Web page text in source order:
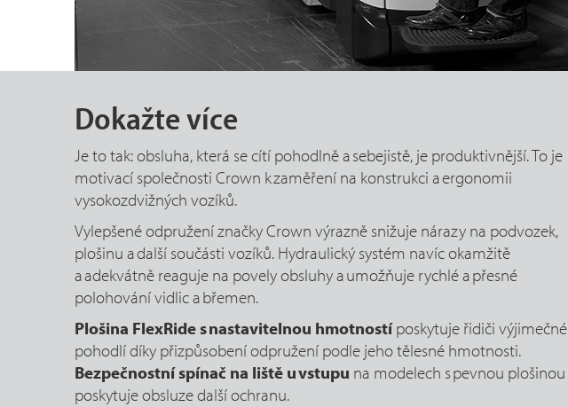
Dokažte více
Je to tak: obsluha, která se cítí pohodlně a sebejistě, je produktivnější. To je
motivací společnosti Crown k zaměření na konstrukci a ergonomii
vysokozdvižných vozíků.
Vylepšené odpružení značky Crown výrazně snižuje nárazy na podvozek,
plošinu a další součásti vozíků. Hydraulický systém navíc okamžitě
a adekvátně reaguje na povely obsluhy a umožňuje rychlé a přesné
polohování vidlic a břemen.
Plošina FlexRide s nastavitelnou hmotnostíposkytuje řidiči výjimečné
pohodlí díky přizpůsobení odpružení podle jeho tělesné hmotnosti.
Bezpečnostní spínač na liště u vstupu na modelech s pevnou plošinou
poskytuje obsluze další ochranu.